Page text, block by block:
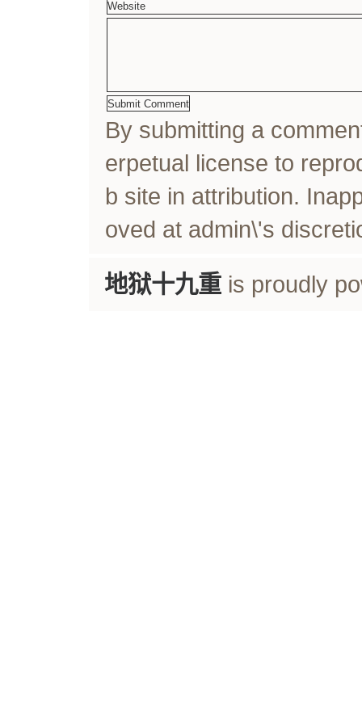
By submitting a
erpetual license to
b site in attribution.
oved at admin\'s
地狱十九重is proudly